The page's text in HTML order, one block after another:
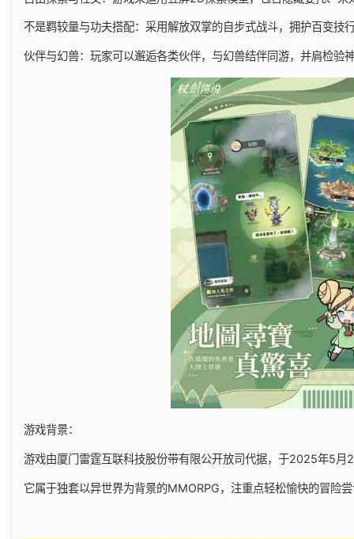
不是羁较量与功夫搭配：采用解放双掌的自步式战斗，拥护百变技
伙伴与幻兽：玩家可以邂逅各类伙伴，与幻兽结伴同游，并肩检验
游戏背景：
游戏由厦门雷霆互联科技股份带有限公开放司代据，于2025年5
它属于独套以异世界为背景的MMORPG，注重点轻松愉快的冒险